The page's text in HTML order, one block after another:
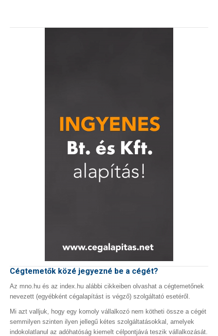
Cégtemetők közé jegyezné be a cégét?
Az mno.hu és az index.hu alábbi cikkeiben olvashat a cégtemetőnek
nevezett (egyébként cégalapítást is végző) szolgáltató esetéről.
Mi azt valljuk, hogy egy komoly vállalkozó nem kötheti össze a cégét
semmilyen szinten ilyen jellegű kétes szolgáltatásokkal, amelyek
indokolatlanul az adóhatóság kiemelt célpontjává teszik vállalkozását.